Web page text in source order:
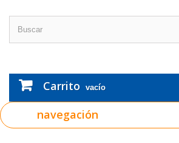
Carrito vacío
navegación